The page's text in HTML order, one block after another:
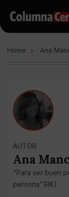
Home Ana
AUTOR
Ana
"Para ser buen
persona"(RK)